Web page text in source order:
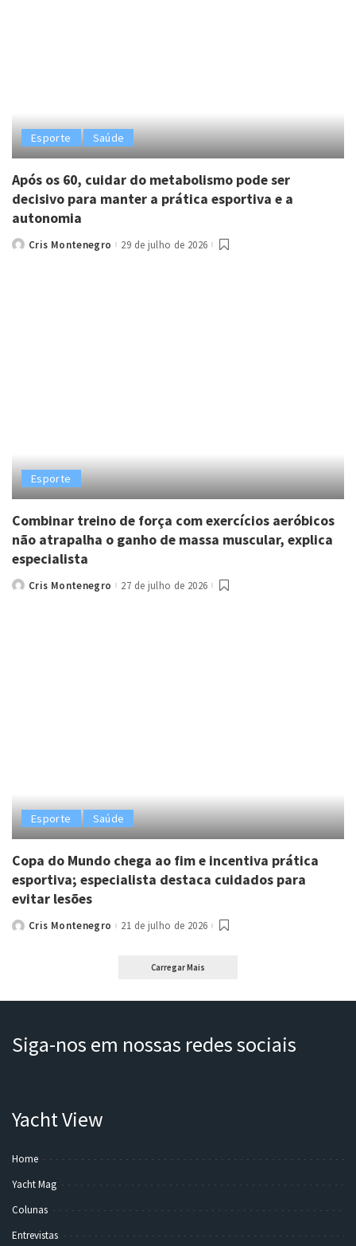
Esporte Saúde
Após os 60, cuidar do metabolismo pode ser
decisivo para manter a prática esportiva e a
autonomia
PostedCris Montenegro 29 de julho de 2026
Esporte
Combinar treino de força com exercícios aeróbicos
não atrapalha o ganho de massa muscular, explica
especialista
PostedCris Montenegro 27 de julho de 2026
Esporte Saúde
Copa do Mundo chega ao fim e incentiva prática
esportiva; especialista destaca cuidados para
evitar lesões
PostedCris Montenegro 21 de julho de 2026
Carregar Mais
Siga-nos em nossas redes sociais
Yacht View
Home
Yacht Mag
Colunas
Entrevistas